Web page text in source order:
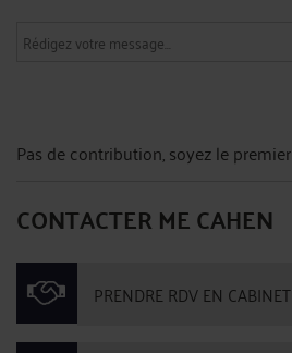
Pas de contribution, soyez le premier
CONTACTER ME CAHEN
PRENDRE RDV EN CABINET